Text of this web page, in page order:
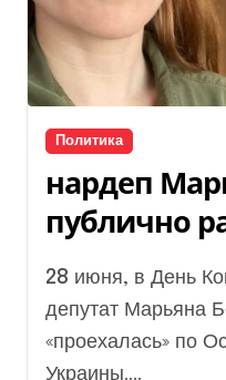
Политика
нардеп
публично
Основной
28 июня, в День Конституции, народный
депутат Марьяна
«проехалась» по
Украины....